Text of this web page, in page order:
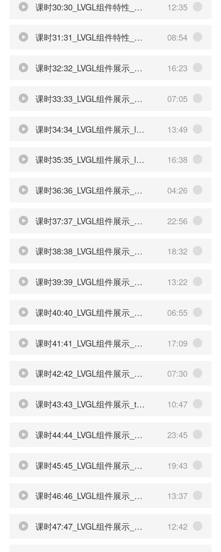
课时30:30_LVGL组件特性_滚动吸附功能 12:35
课时31:31_LVGL组件特性_手动滚动函数 08:54
课时32:32_LVGL组件展示_折线 16:23
课时33:33_LVGL组件展示_条形图和led灯 07:05
课时34:34_LVGL组件展示_label文本展示 13:49
课时35:35_LVGL组件展示_label额外功能 16:38
课时36:36_LVGL组件展示_画布富文本弧形标签 04:26
课时37:37_LVGL组件展示_动画效果 22:56
课时38:38_LVGL组件展示_动画控制 18:32
课时39:39_LVGL组件展示_基础的矢量动画 13:22
课时40:40_LVGL组件展示_自定义动画显示 06:55
课时41:41_LVGL组件展示_阳历和农历的日历展示 17:09
课时42:42_LVGL组件展示_日历的点击功能 07:30
课时43:43_LVGL组件展示_table展示 10:47
课时44:44_LVGL组件展示_基础折线图展示 23:45
课时45:45_LVGL组件展示_带有刻度的柱状图 19:43
课时46:46_LVGL组件展示_标签视图 13:37
课时47:47_LVGL组件展示_瓦片视图和窗口 12:42